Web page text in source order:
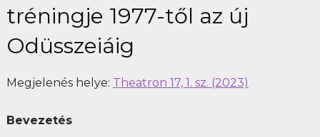
FOR AUTHORS
PEER REVIEW
tréningje 1977-től az új
Odüsszeiáig
Megjelenés helye: Theatron 17, 1. sz. (2023)
Bevezetés